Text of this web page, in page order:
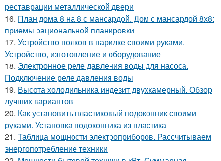
реставрации металлической двери
16. План дома 8 на 8 с мансардой. Дом с мансардой 8х8:
приемы рациональной планировки
17. Устройство полков в парилке своими руками.
Устройство, изготовление и оборудование
18. Электронное реле давления воды для насоса.
Подключение реле давления воды
19. Высота холодильника индезит двухкамерный. Обзор
лучших вариантов
20. Как установить пластиковый подоконник своими
руками. Установка подоконника из пластика
21. Таблица мощности электроприборов. Рассчитываем
энергопотребление техники